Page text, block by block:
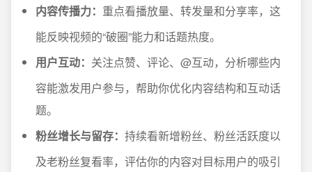
内容传播力： 重点看播放量、转发量和分享率，这
能反映视频的“破圈”能力和话题热度。
用户互动： 关注点赞、评论、@互动，分析哪些内
容能激发用户参与，帮助你优化内容结构和互动话
题。
粉丝增长与留存： 持续看新增粉丝、粉丝活跃度以
及老粉丝复看率，评估你的内容对目标用户的吸引